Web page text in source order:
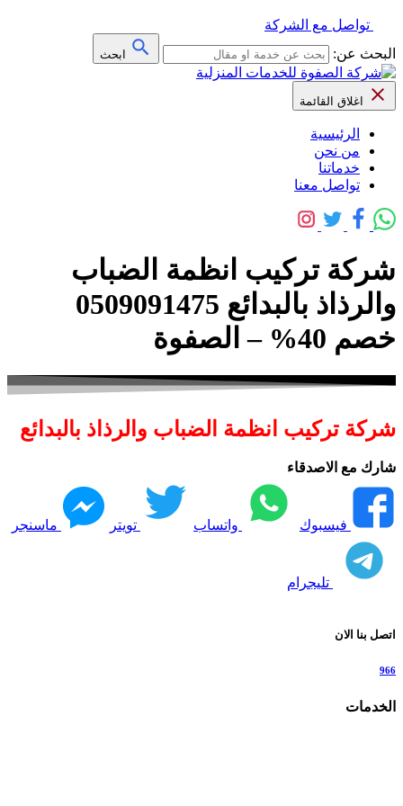
تواصل مع الشركة
البحث عن:
ابحث
اغلاق القائمة
الرئيسية
من نحن
خدماتنا
تواصل معنا
شركة تركيب انظمة الضباب
والرذاذ بالبدائع 0509091475
خصم 40% – الصفوة
شركة تركيب انظمة الضباب والرذاذ بالبدائع
شارك مع الاصدقاء
فيسبوك واتساب تويتر ماسنجر
تليجرام
اتصل بنا الان
966
الخدمات